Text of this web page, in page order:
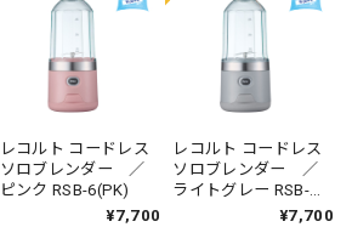
レコルト コードレス
ソロブレンダー ／
ピンク RSB-6(PK)
¥7,700
レコルト コードレス
ソロブレンダー ／
ライトグレー RSB-
¥7,700